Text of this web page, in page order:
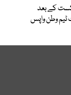
کے بعد
وطن واپس